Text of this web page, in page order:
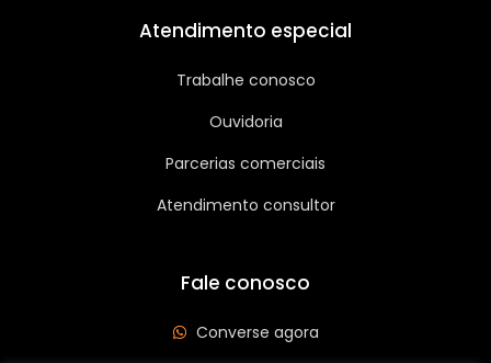
Atendimento especial
Trabalhe conosco
Ouvidoria
Parcerias comerciais
Atendimento consultor
Fale conosco
Converse agora